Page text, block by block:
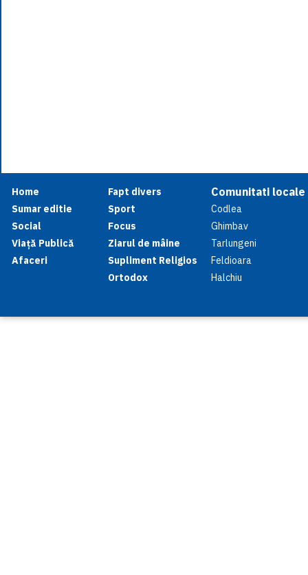
Home
Sumar editie
Social
Viață Publică
Afaceri
Fapt divers
Sport
Focus
Ziarul de mâine
Supliment Religios
Ortodox
Comunitati locale
Codlea
Ghimbav
Tarlungeni
Feldioara
Halchiu